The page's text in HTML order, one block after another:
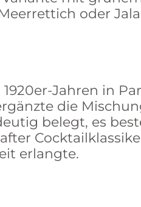
oder
Jahren in
die
belegt, es
erlangte.